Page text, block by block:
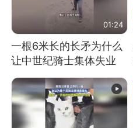
01:24
一根6米长的长矛为什么
让中世纪骑士集体失业